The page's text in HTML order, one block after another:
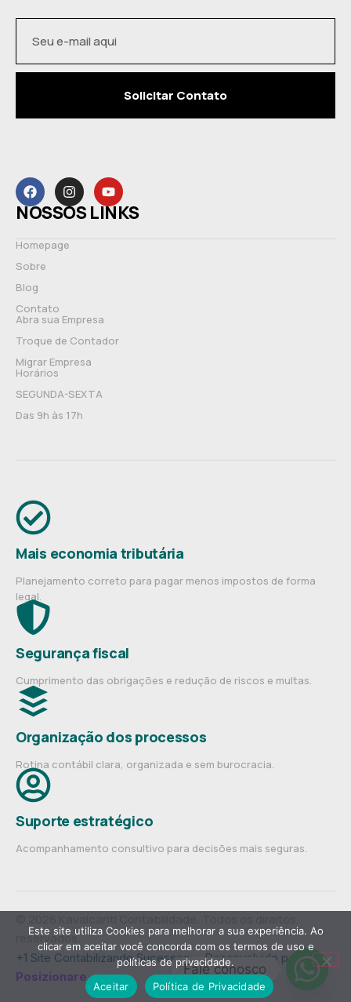
Solicitar Contato
NOSSOS LINKS
Homepage
Sobre
Blog
Contato
Abra sua Empresa
Troque de Contador
Migrar Empresa
Horários
SEGUNDA-SEXTA
Das 9h às 17h
Mais economia tributária
Planejamento correto para pagar menos impostos de forma
legal.
Segurança fiscal
Cumprimento das obrigações e redução de riscos e multas.
Organização dos processos
Rotina contábil clara, organizada e sem burocracia.
Suporte estratégico
Acompanhamento consultivo para decisões mais seguras.
reservados.
+1 Site Contabilizando Sucessos— Desenvolvido por
Posizionare.
Este site utiliza Cookies para melhorar a sua experiência. Ao
clicar em aceitar você concorda com os termos de uso e
políticas de privacidade.
Aceitar
Política de Privacidade
Fale conosco